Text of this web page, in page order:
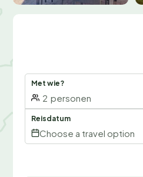
Met wie?
2 personen
Reisdatum
Choose a travel option